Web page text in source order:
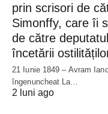
prin scrisori de
Simonffy, care îi
de către
încetării
21 Iunie 1849 – Avram
îngenuncheat La…
2 luni ago